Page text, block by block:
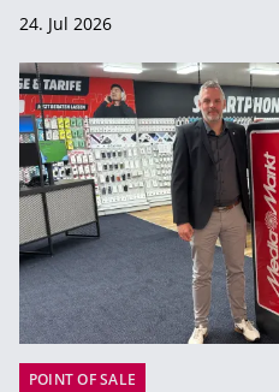
24. Jul 2026
POINT OF SALE